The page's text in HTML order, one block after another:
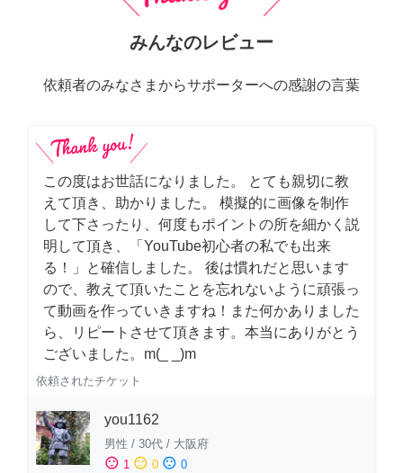
みんなのレビュー
依頼者のみなさまからサポーターへの感謝の言葉
この度はお世話になりました。 とても親切に教
えて頂き、助かりました。 模擬的に画像を制作
して下さったり、何度もポイントの所を細かく説
明して頂き、「YouTube初心者の私でも出来
る！」と確信しました。 後は慣れだと思います
ので、教えて頂いたことを忘れないように頑張っ
て動画を作っていきますね！また何かありました
ら、リピートさせて頂きます。本当にありがとう
ございました。m(_ _)m
依頼されたチケット
you1162
男性 / 30代 / 大阪府
sentiment_satisfied 1 sentiment_neutral 0 sentiment_dissatisfied 0